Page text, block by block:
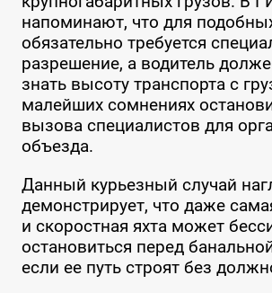
напоминают, что для
обязательно требуется
разрешение, а водитель
знать высоту транспорта с
малейших сомнениях
вызова специалистов для
объезда.
Данный курьезный случай
демонстрирует, что даже
и скоростная яхта может
остановиться перед
если ее путь строят без